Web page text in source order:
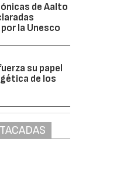
de Aalto
la Unesco
su papel
de los